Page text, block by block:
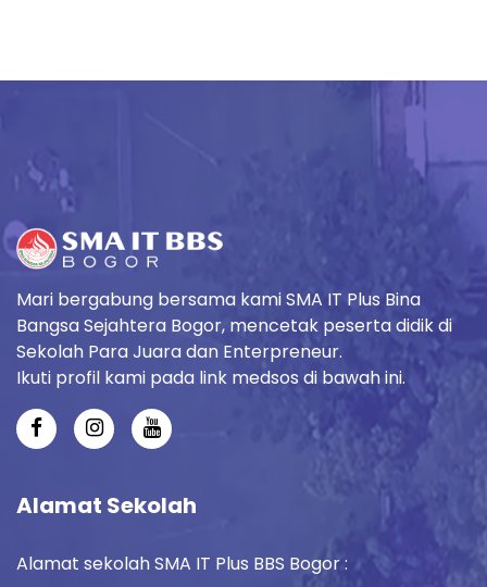
Mari bergabung bersama kami SMA IT Plus Bina
Bangsa Sejahtera Bogor, mencetak peserta didik di
Sekolah Para Juara dan Enterpreneur.
Ikuti profil kami pada link medsos di bawah ini.
Alamat Sekolah
Alamat sekolah SMA IT Plus BBS Bogor :